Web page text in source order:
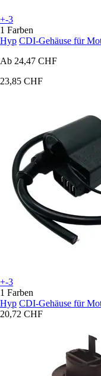
+-3
1 Farben
Hyp CDI-Gehäuse für
Ab 24,47 CHF
23,85 CHF
+-3
1 Farben
Hyp CDI-Gehäuse für
20,72 CHF